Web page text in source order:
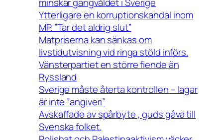
Ytterligare en korruptionskandal inom
MP. ”Tar det aldrig slut”
Matpriserna kan sänkas om
livstidutvisning vid ringa stöld införs.
Vänsterpartiet en större fiende än
Ryssland
Sverige måste återta kontrollen – lagar
är inte ”angiveri”
Avskaffade av spårbyte , guds gåva till
Svenska folket.